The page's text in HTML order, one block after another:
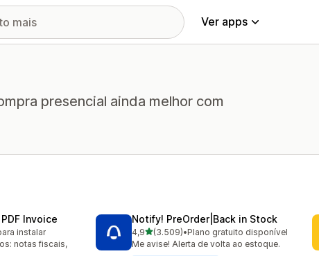
Ver apps
presencial ainda melhor com
Invoice
instalar
notas fiscais,
Notify! PreOrder|Back in Stock
4,9de 5 estrelas
(3.509)
3509 avaliações ao todo
•Plano gratuito disponível
Me avise! Alerta de volta ao estoque.